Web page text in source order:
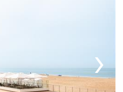
›